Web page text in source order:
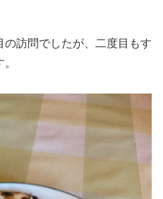
訪問でしたが、二度目もす